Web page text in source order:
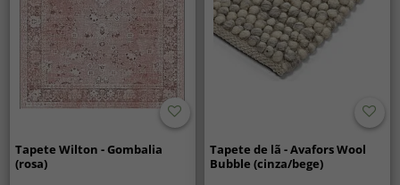
Tapete Wilton - Gombalia
(rosa)
Tapete de lã - Avafors Wool
Bubble (cinza/bege)